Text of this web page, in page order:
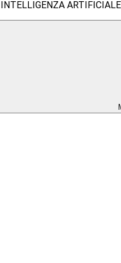
INTELLIGENZA